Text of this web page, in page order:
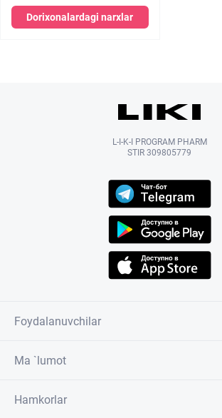
Dorixonalardagi narxlar
L-I-K-I PROGRAM PHARM
STIR 309805779
Foydalanuvchilar
Ma `lumot
Hamkorlar